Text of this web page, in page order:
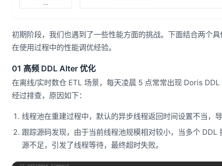
初期阶段，我们也遇到了一些性能方面的挑战。下面结合两个
在使用过程中的性能调优经验。
01 高频 DDL Alter 优化
在离线/实时数仓 ETL 场景，每天凌晨 5 点常常出现 Doris
经过排查，原因如下：
线程池在重建过程中，默认的异步线程返回时间设置不当，
跟踪源码发现，由于当前线程池规模相对较小，当多个 DDL
源不足，引发了线程等待，最终超时失败。